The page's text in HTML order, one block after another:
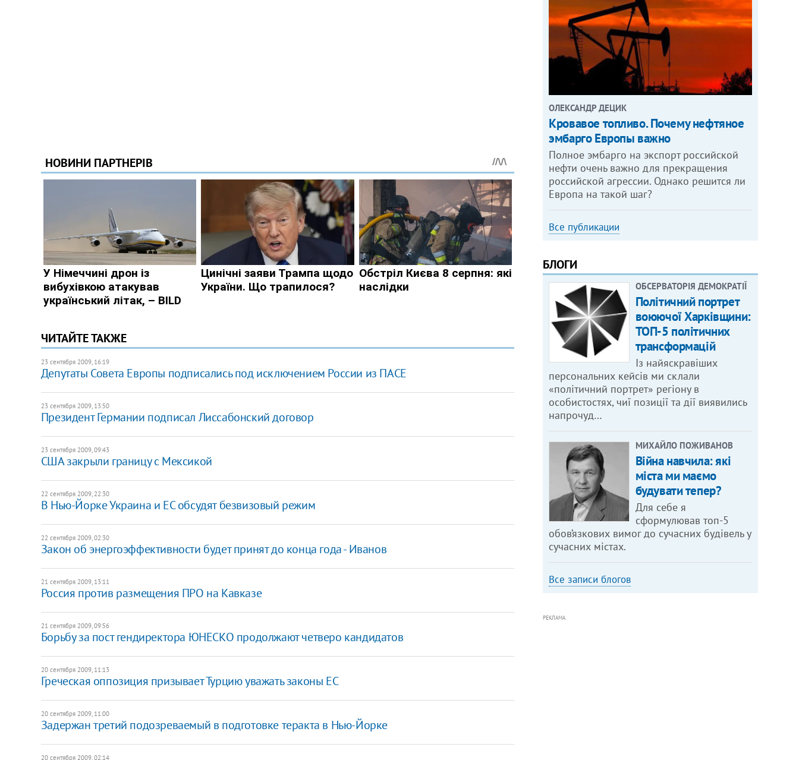
ЧИТАЙТЕ ТАКЖЕ
23 сентября 2009, 16:19
Депутаты Совета Европы подписались под исключением России из ПАСЕ
23 сентября 2009, 13:50
Президент Германии подписал Лиссабонский договор
23 сентября 2009, 09:43
США закрыли границу с Мексикой
22 сентября 2009, 22:30
В Нью-Йорке Украина и ЕС обсудят безвизовый режим
22 сентября 2009, 02:30
Закон об энергоэффективности будет принят до конца года - Иванов
21 сентября 2009, 13:11
Россия против размещения ПРО на Кавказе
21 сентября 2009, 09:56
Борьбу за пост гендиректора ЮНЕСКО продолжают четверо кандидатов
20 сентября 2009, 11:13
Греческая оппозиция призывает Турцию уважать законы ЕС
20 сентября 2009, 11:00
Задержан третий подозреваемый в подготовке теракта в Нью-Йорке
20 сентября 2009, 02:14
ОЛЕКСАНДР ДЕЦИК
Кровавое топливо. Почему нефтяное
эмбарго Европы важно
Полное эмбарго на экспорт российской
нефти очень важно для прекращения
российской агрессии. Однако решится ли
Европа на такой шаг?
Все публикации
БЛОГИ
ОБСЕРВАТОРІЯ ДЕМОКРАТІЇ
Політичний портрет
воюючої Харківщини:
ТОП-5 політичних
трансформацій
Із найяскравіших
персональних кейсів ми склали
«політичний портрет» регіону в
особистостях, чиї позиції та дії виявились
напрочуд…
МИХАЙЛО ПОЖИВАНОВ
Війна навчила: які
міста ми маємо
будувати тепер?
Для себе я
сформулював топ-5
обов’язкових вимог до сучасних будівель у
сучасних містах.
Все записи блогов
РЕКЛАМА